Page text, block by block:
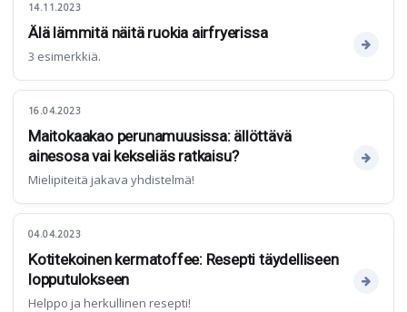
14.11.2023
Älä lämmitä näitä ruokia airfryerissa
3 esimerkkiä.
16.04.2023
Maitokaakao perunamuusissa: ällöttävä
ainesosa vai kekseliäs ratkaisu?
Mielipiteitä jakava yhdistelmä!
04.04.2023
Kotitekoinen kermatoffee: Resepti täydelliseen
lopputulokseen
Helppo ja herkullinen resepti!